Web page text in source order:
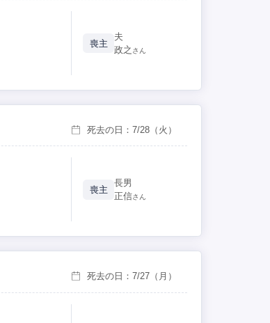
喪主
夫
政之 さん
死去の日：7/28 （火）
喪主
長男
正信さん
死去の日：7/27 （月）